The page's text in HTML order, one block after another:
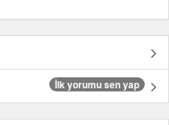
İlk yorumu sen yap